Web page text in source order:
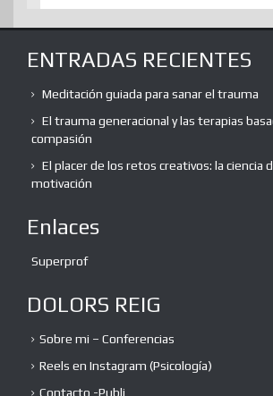
ENTRADAS RECIENTES
Meditación guiada para sanar el trauma
El trauma generacional y las terapias
compasión
El placer de los retos creativos: la ciencia
motivación
Enlaces
Superprof
DOLORS REIG
Sobre mi – Conferencias
Reels en Instagram (Psicología)
Contacto -Publi